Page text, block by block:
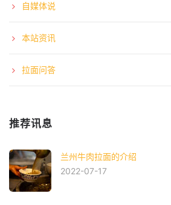
自媒体说
本站资讯
拉面问答
推荐讯息
兰州牛肉拉面的介绍
2022-07-17